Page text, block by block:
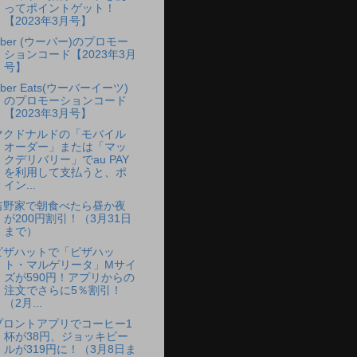
ってポイントゲット！
【2023年3月号】
(ウーバー)のプロモー
ションコード【2023年3月
号】
Eats(ウーバーイーツ)
のプロモーションコード
【2023年3月号】
クドナルドの「モバイル
オーダー」または「マッ
クデリバリー」でau PAY
を利用して支払うと、ポ
イン...
野家で朝食べたら昼か夜
が200円割引！（3月31日
まで）
ザハットで「ピザハッ
ト・マルゲリータ」Mサイ
ズが590円！アプリからの
注文でさらに5％割引！
（2月...
ロントアプリでコーヒー1
杯が38円、ジョッキビー
ルが319円に！（3月8日ま